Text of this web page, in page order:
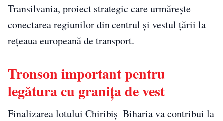
Transilvania, proiect strategic care urmărește
conectarea regiunilor din centrul și vestul țării la
rețeaua europeană de transport.
Tronson important pentru
legătura cu granița de vest
Finalizarea lotului Chiribiș–Biharia va contribui la